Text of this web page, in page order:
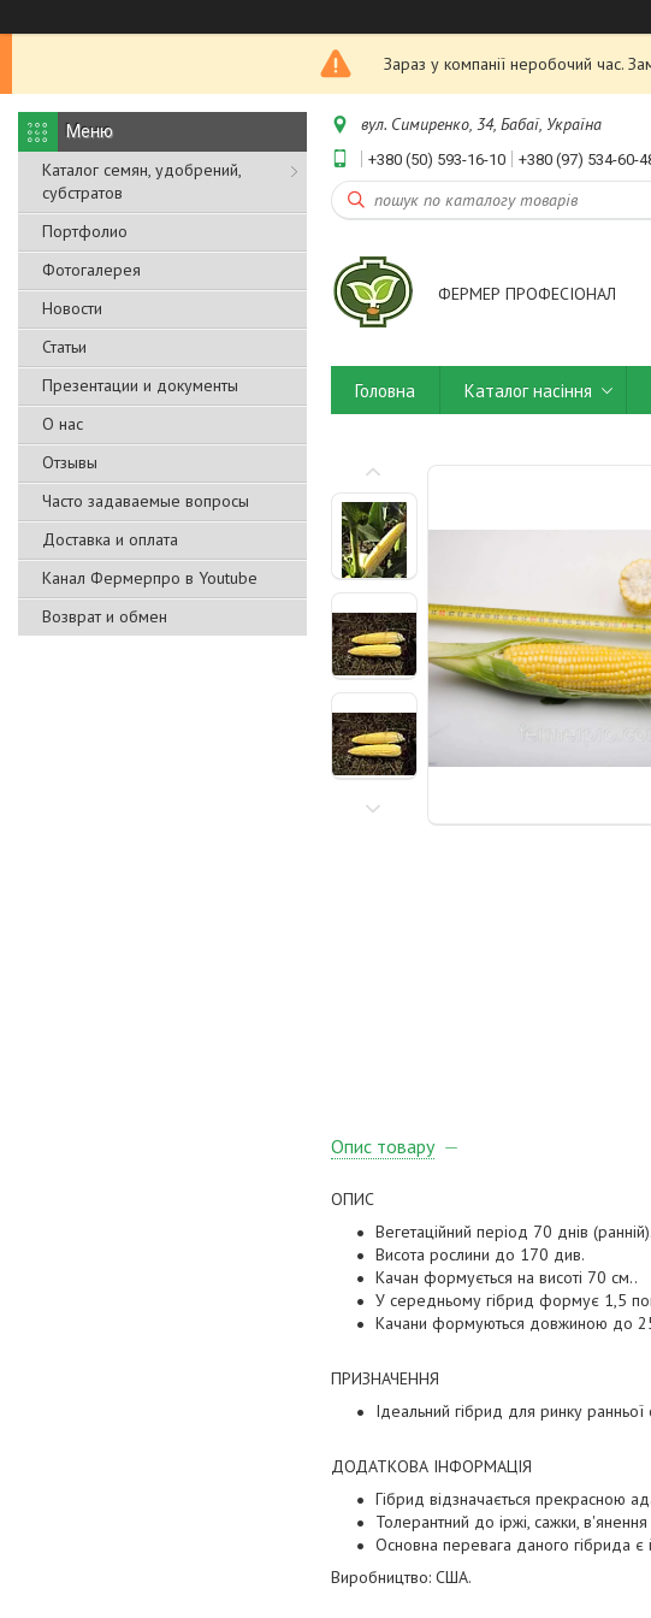
Зараз у компанії неробочий час.
Каталог семян, удобрений,
субстратов
Портфолио
Фотогалерея
Новости
Статьи
Презентации и документы
О нас
Отзывы
Часто задаваемые вопросы
Доставка и оплата
Канал Фермерпро в Youtube
Возврат и обмен
вул. Симиренко, 34, Бабаї, Україна
+380 (50) 593-16-10 +380 (97) 534-60-
ФЕРМЕР ПРОФЕСІОНАЛ
Головна Каталог насіння
Опис товару
ОПИС
Вегетаційний період 70 днів (ранній).
Висота рослини до 170 див.
Качан формується на висоті 70 см..
У середньому гібрид формує 1,5
Качани формуються довжиною до 25
ПРИЗНАЧЕННЯ
Ідеальний гібрид для ринку
ДОДАТКОВА ІНФОРМАЦІЯ
Гібрид відзначається прекрасною
Толерантний до іржі, сажки, в'янення
Основна перевага даного гібрида є
Виробництво: США.